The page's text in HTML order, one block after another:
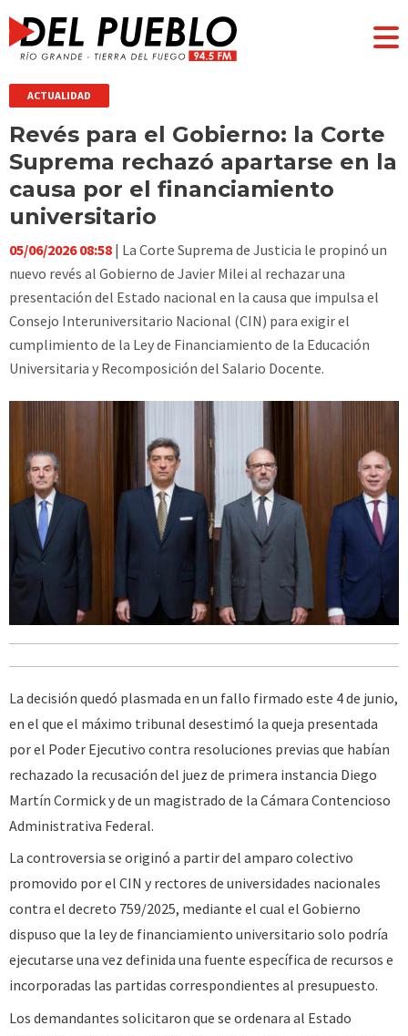
ACTUALIDAD
Revés para el Gobierno: la Corte
Suprema rechazó apartarse en la
causa por el financiamiento
universitario
05/06/2026 08:58 | La Corte Suprema de Justicia le propinó un
nuevo revés al Gobierno de Javier Milei al rechazar una
presentación del Estado nacional en la causa que impulsa el
Consejo Interuniversitario Nacional (CIN) para exigir el
cumplimiento de la Ley de Financiamiento de la Educación
Universitaria y Recomposición del Salario Docente.
La decisión quedó plasmada en un fallo firmado este 4 de junio,
en el que el máximo tribunal desestimó la queja presentada
por el Poder Ejecutivo contra resoluciones previas que habían
rechazado la recusación del juez de primera instancia Diego
Martín Cormick y de un magistrado de la Cámara Contencioso
Administrativa Federal.
La controversia se originó a partir del amparo colectivo
promovido por el CIN y rectores de universidades nacionales
contra el decreto 759/2025, mediante el cual el Gobierno
dispuso que la ley de financiamiento universitario solo podría
ejecutarse una vez definida una fuente específica de recursos e
incorporadas las partidas correspondientes al presupuesto.
Los demandantes solicitaron que se ordenara al Estado